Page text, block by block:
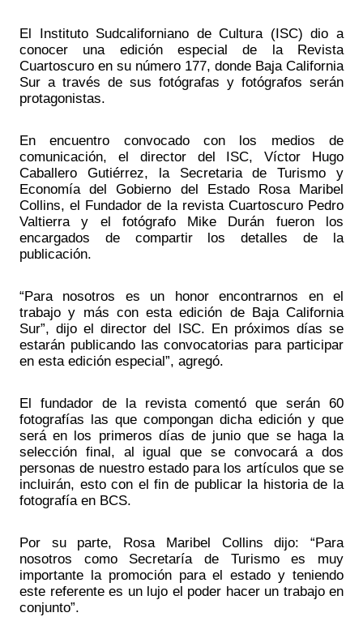
El Instituto Sudcaliforniano de Cultura (ISC) dio a
conocer una edición especial de la Revista
Cuartoscuro en su número 177, donde Baja California
Sur a través de sus fotógrafas y fotógrafos serán
protagonistas.
En encuentro convocado con los medios de
comunicación, el director del ISC, Víctor Hugo
Caballero Gutiérrez, la Secretaria de Turismo y
Economía del Gobierno del Estado Rosa Maribel
Collins, el Fundador de la revista Cuartoscuro Pedro
Valtierra y el fotógrafo Mike Durán fueron los
encargados de compartir los detalles de la
publicación.
“Para nosotros es un honor encontrarnos en el
trabajo y más con esta edición de Baja California
Sur”, dijo el director del ISC. En próximos días se
estarán publicando las convocatorias para participar
en esta edición especial”, agregó.
El fundador de la revista comentó que serán 60
fotografías las que compongan dicha edición y que
será en los primeros días de junio que se haga la
selección final, al igual que se convocará a dos
personas de nuestro estado para los artículos que se
incluirán, esto con el fin de publicar la historia de la
fotografía en BCS.
Por su parte, Rosa Maribel Collins dijo: “Para
nosotros como Secretaría de Turismo es muy
importante la promoción para el estado y teniendo
este referente es un lujo el poder hacer un trabajo en
conjunto”.